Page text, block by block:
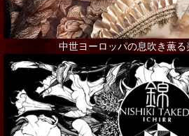
ブローチ
その他アクセサリー
インテリア
シャンデリア・ランプ
写真・アート・ポスター
中世ヨーロッパの息吹き薫